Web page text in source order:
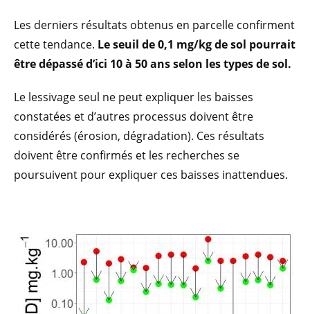
Les derniers résultats obtenus en parcelle confirment
cette tendance. Le seuil de 0,1 mg/kg de sol pourrait
être dépassé d’ici 10 à 50 ans selon les types de sol.
Le lessivage seul ne peut expliquer les baisses
constatées et d’autres processus doivent être
considérés (érosion, dégradation). Ces résultats
doivent être confirmés et les recherches se
poursuivent pour expliquer ces baisses inattendues.